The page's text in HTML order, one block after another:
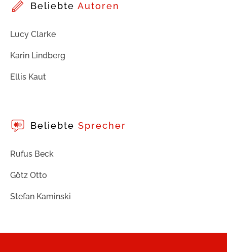
Beliebte Autoren
Lucy Clarke
Karin Lindberg
Ellis Kaut
Beliebte Sprecher
Rufus Beck
Götz Otto
Stefan Kaminski